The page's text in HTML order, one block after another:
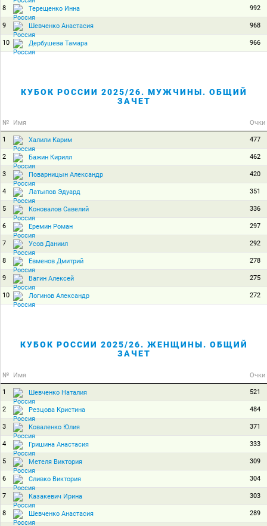
8 Терещенко Инна 992
9 Шевченко Анастасия 968
10 Дербушева Тамара 966
КУБОК РОССИИ 2025/26. МУЖЧИНЫ. ОБЩИЙ
ЗАЧЕТ
№ Имя Очки
1 Халили Карим 477
2 Бажин Кирилл 462
3 Поварницын Александр 420
4 Латыпов Эдуард 351
5 Коновалов Савелий 336
6 Еремин Роман 297
7 Усов Даниил 292
8 Евменов Дмитрий 278
9 Вагин Алексей 275
10 Логинов Александр 272
КУБОК РОССИИ 2025/26. ЖЕНЩИНЫ. ОБЩИЙ
ЗАЧЕТ
№ Имя Очки
1 Шевченко Наталия 521
2 Резцова Кристина 484
3 Коваленко Юлия 371
4 Гришина Анастасия 333
5 Метеля Виктория 309
6 Сливко Виктория 304
7 Казакевич Ирина 303
8 Шевченко Анастасия 289